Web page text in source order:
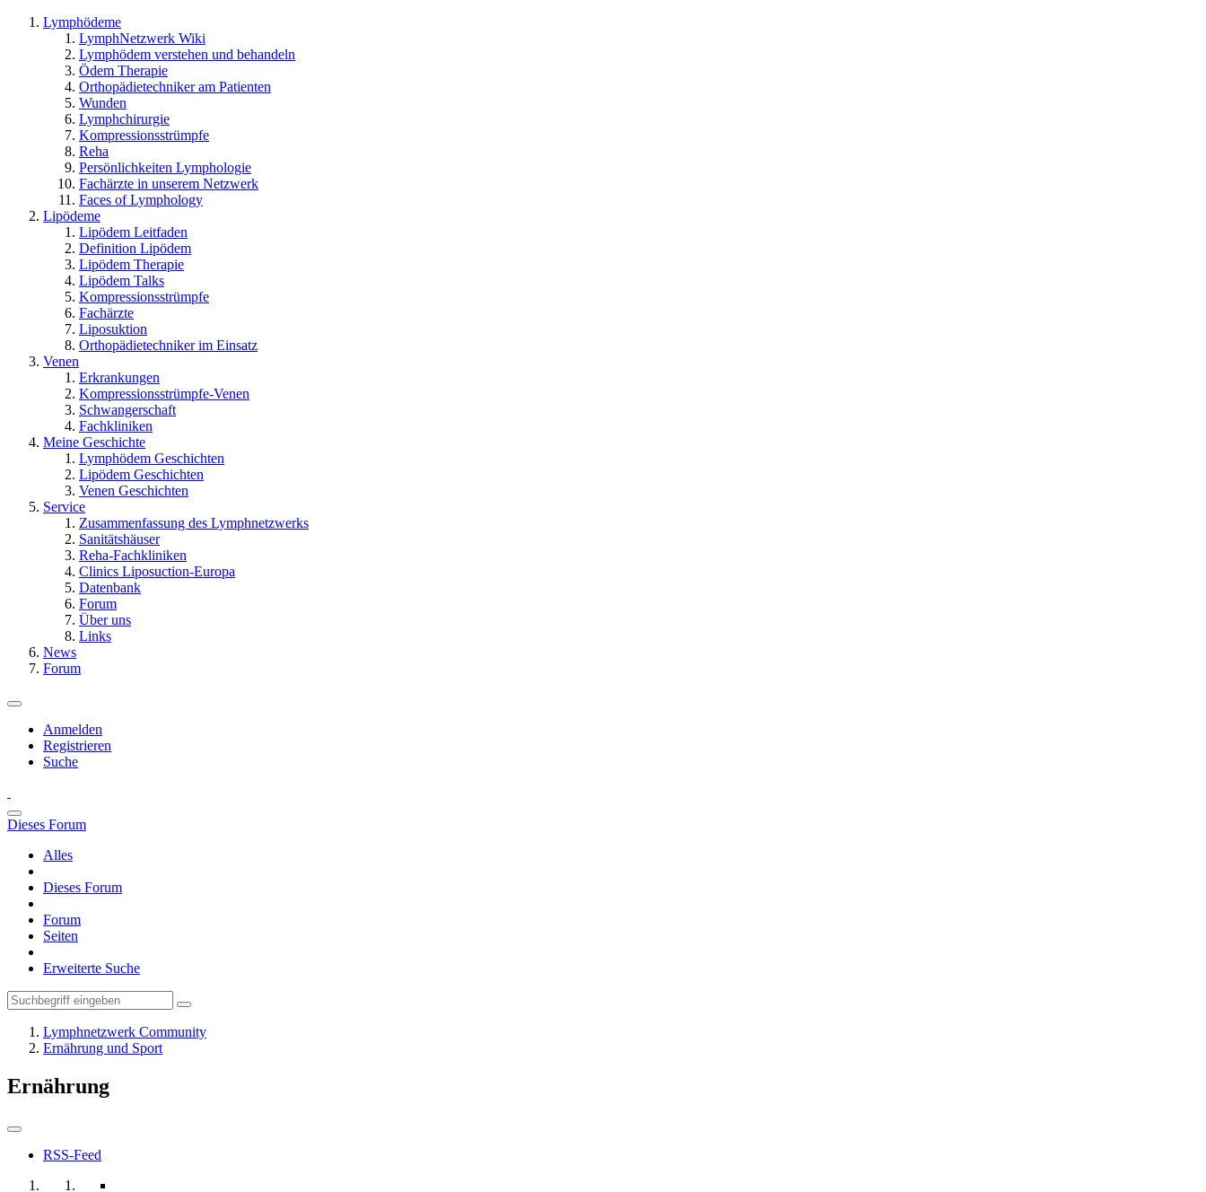
Lymphödeme
LymphNetzwerk Wiki
Lymphödem verstehen und behandeln
Ödem Therapie
Orthopädietechniker am Patienten
Wunden
Lymphchirurgie
Kompressionsstrümpfe
Reha
Persönlichkeiten Lymphologie
Fachärzte in unserem Netzwerk
Faces of Lymphology
Lipödeme
Lipödem Leitfaden
Definition Lipödem
Lipödem Therapie
Lipödem Talks
Kompressionsstrümpfe
Fachärzte
Liposuktion
Orthopädietechniker im Einsatz
Venen
Erkrankungen
Kompressionsstrümpfe-Venen
Schwangerschaft
Fachkliniken
Meine Geschichte
Lymphödem Geschichten
Lipödem Geschichten
Venen Geschichten
Service
Zusammenfassung des Lymphnetzwerks
Sanitätshäuser
Reha-Fachkliniken
Clinics Liposuction-Europa
Datenbank
Forum
Über uns
Links
News
Forum
Anmelden
Registrieren
Suche
Dieses Forum
Alles
Dieses Forum
Forum
Seiten
Erweiterte Suche
Lymphnetzwerk Community
Ernährung und Sport
Ernährung
RSS-Feed